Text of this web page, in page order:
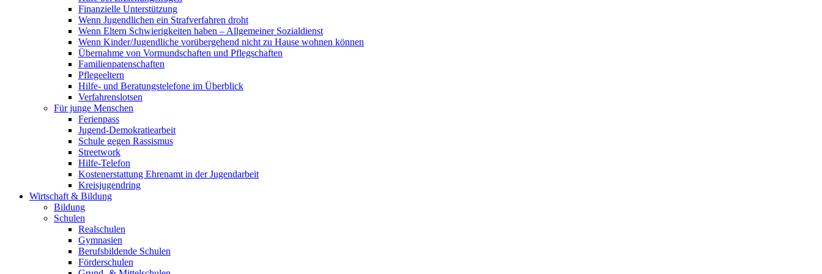
Finanzielle Unterstützung
Wenn Jugendlichen ein Strafverfahren droht
Wenn Eltern Schwierigkeiten haben – Allgemeiner Sozialdienst
Wenn Kinder/Jugendliche vorübergehend nicht zu Hause wohnen können
Übernahme von Vormundschaften und Pflegschaften
Familienpatenschaften
Pflegeeltern
Hilfe- und Beratungstelefone im Überblick
Verfahrenslotsen
Für junge Menschen
Ferienpass
Jugend-Demokratiearbeit
Schule gegen Rassismus
Streetwork
Hilfe-Telefon
Kostenerstattung Ehrenamt in der Jugendarbeit
Kreisjugendring
Wirtschaft & Bildung
Bildung
Schulen
Realschulen
Gymnasien
Berufsbildende Schulen
Förderschulen